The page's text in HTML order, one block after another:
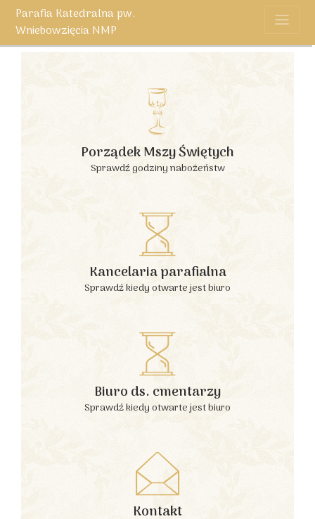
Parafia Katedralna pw.
Wniebowzięcia NMP
Porządek Mszy Świętych
Sprawdź godziny nabożeństw
Kancelaria parafialna
Sprawdź kiedy otwarte jest biuro
Biuro ds. cmentarzy
Sprawdź kiedy otwarte jest biuro
Kontakt